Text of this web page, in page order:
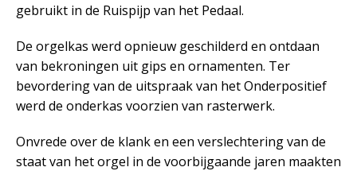
gebruikt in de Ruispijp van het Pedaal.
De orgelkas werd opnieuw geschilderd en ontdaan
van bekroningen uit gips en ornamenten. Ter
bevordering van de uitspraak van het Onderpositief
werd de onderkas voorzien van rasterwerk.
Onvrede over de klank en een verslechtering van de
staat van het orgel in de voorbijgaande jaren maakten